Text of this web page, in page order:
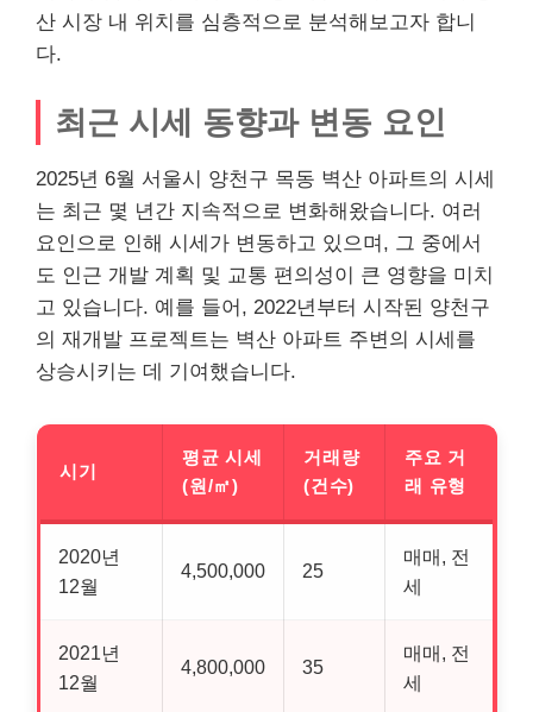
산 시장 내 위치를 심층적으로 분석해보고자 합니
다.
최근 시세 동향과 변동 요인
2025년 6월 서울시 양천구 목동 벽산 아파트의 시세
는 최근 몇 년간 지속적으로 변화해왔습니다. 여러
요인으로 인해 시세가 변동하고 있으며, 그 중에서
도 인근 개발 계획 및 교통 편의성이 큰 영향을 미치
고 있습니다. 예를 들어, 2022년부터 시작된 양천구
의 재개발 프로젝트는 벽산 아파트 주변의 시세를
상승시키는 데 기여했습니다.
시기
평균 시세
(원/㎡)
거래량
(건수)
주요 거
래 유형
2020년
12월
4,500,000 25
매매, 전
세
2021년
12월
4,800,000 35
매매, 전
세